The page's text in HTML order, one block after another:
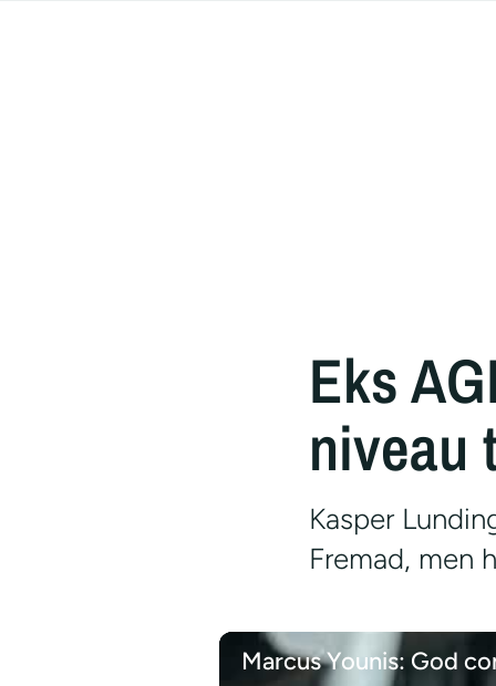
Eks
niveau
Kasper
Fremad, men
Marcus Younis: God